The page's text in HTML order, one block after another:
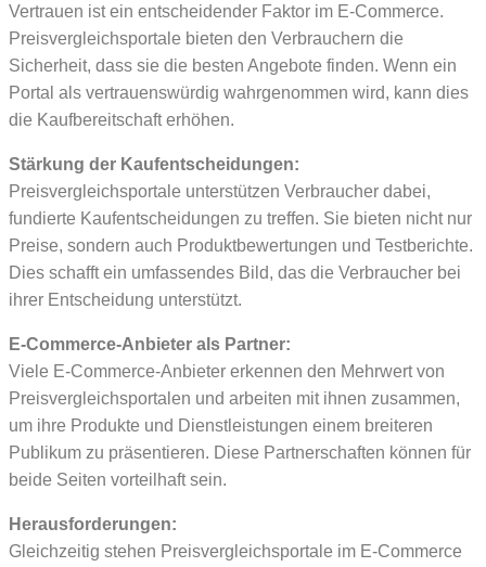
Vertrauen ist ein entscheidender Faktor im E-Commerce.
Preisvergleichsportale bieten den Verbrauchern die
Sicherheit, dass sie die besten Angebote finden. Wenn ein
Portal als vertrauenswürdig wahrgenommen wird, kann dies
die Kaufbereitschaft erhöhen.
Stärkung der Kaufentscheidungen:
Preisvergleichsportale unterstützen Verbraucher dabei,
fundierte Kaufentscheidungen zu treffen. Sie bieten nicht nur
Preise, sondern auch Produktbewertungen und Testberichte.
Dies schafft ein umfassendes Bild, das die Verbraucher bei
ihrer Entscheidung unterstützt.
E-Commerce-Anbieter als Partner:
Viele E-Commerce-Anbieter erkennen den Mehrwert von
Preisvergleichsportalen und arbeiten mit ihnen zusammen,
um ihre Produkte und Dienstleistungen einem breiteren
Publikum zu präsentieren. Diese Partnerschaften können für
beide Seiten vorteilhaft sein.​
Herausforderungen:
Gleichzeitig stehen Preisvergleichsportale im E-Commerce